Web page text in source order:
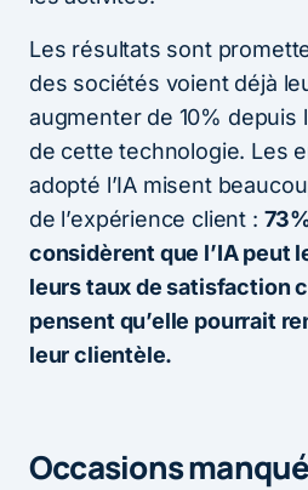
Les résultats sont
des sociétés voient déjà
augmenter de 10% depuis
de cette technologie. Les
adopté l’IA misent
de l’expérience client :
considèrent que l’IA peut
leurs taux de satisfaction
pensent qu’elle pourrait
leur clientèle.
Occasions